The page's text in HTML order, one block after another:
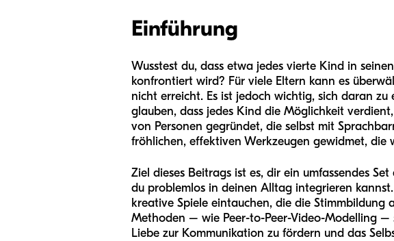
Einführung
Wusstest du, dass etwa jedes vierte Kind in
konfrontiert wird? Für viele Eltern kann es
nicht erreicht. Es ist jedoch wichtig, sich daran
glauben, dass jedes Kind die Möglichkeit
von Personen gegründet, die selbst mit
fröhlichen, effektiven Werkzeugen gewidmet, die
Ziel dieses Beitrags ist es, dir ein umfassendes
du problemlos in deinen Alltag integrieren
kreative Spiele eintauchen, die die
Methoden – wie Peer-to-Peer-Video-Modelling –
Liebe zur Kommunikation zu fördern und das